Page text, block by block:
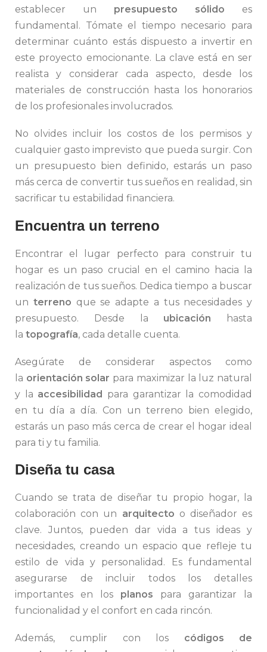
establecer un presupuesto sólido es
fundamental. Tómate el tiempo necesario para
determinar cuánto estás dispuesto a invertir en
este proyecto emocionante. La clave está en ser
realista y considerar cada aspecto, desde los
materiales de construcción hasta los honorarios
de los profesionales involucrados.
No olvides incluir los costos de los permisos y
cualquier gasto imprevisto que pueda surgir. Con
un presupuesto bien definido, estarás un paso
más cerca de convertir tus sueños en realidad, sin
sacrificar tu estabilidad financiera.
Encuentra un terreno
Encontrar el lugar perfecto para construir tu
hogar es un paso crucial en el camino hacia la
realización de tus sueños. Dedica tiempo a buscar
un terreno que se adapte a tus necesidades y
presupuesto. Desde la ubicación hasta
la topografía, cada detalle cuenta.
Asegúrate de considerar aspectos como
la orientación solar para maximizar la luz natural
y la accesibilidad para garantizar la comodidad
en tu día a día. Con un terreno bien elegido,
estarás un paso más cerca de crear el hogar ideal
para ti y tu familia.
Diseña tu casa
Cuando se trata de diseñar tu propio hogar, la
colaboración con un arquitecto o diseñador es
clave. Juntos, pueden dar vida a tus ideas y
necesidades, creando un espacio que refleje tu
estilo de vida y personalidad. Es fundamental
asegurarse de incluir todos los detalles
importantes en los planos para garantizar la
funcionalidad y el confort en cada rincón.
Además, cumplir con los códigos de